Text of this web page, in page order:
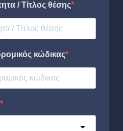
/ Τίτλος θέσης
κώδικας